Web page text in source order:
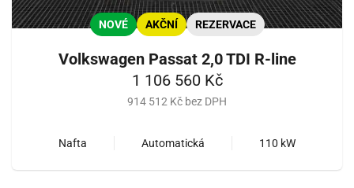
NOVÉ AKČNÍ REZERVACE
Volkswagen Passat 2,0 TDI R-line
1 106 560 Kč
914 512 Kč bez DPH
Nafta Automatická 110 kW